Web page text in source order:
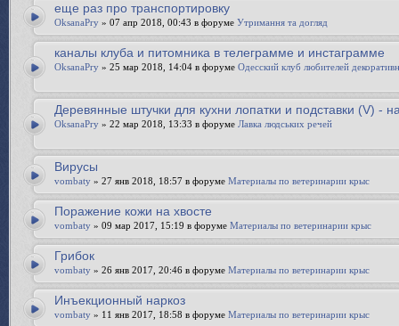
еще раз про транспортировку
OksanaPry » 07 апр 2018, 00:43 в форуме Утримання та догляд
каналы клуба и питомника в телеграмме и инстаграмме
OksanaPry » 25 мар 2018, 14:04 в форуме Одесский клуб любителей
Деревянные штучки для кухни лопатки и подставки (V) -
OksanaPry » 22 мар 2018, 13:33 в форуме Лавка людських речей
Вирусы
vombaty » 27 янв 2018, 18:57 в форуме Материалы по ветеринарии крыс
Поражение кожи на хвосте
vombaty » 09 мар 2017, 15:19 в форуме Материалы по ветеринарии крыс
Грибок
vombaty » 26 янв 2017, 20:46 в форуме Материалы по ветеринарии крыс
Инъекционный наркоз
vombaty » 11 янв 2017, 18:58 в форуме Материалы по ветеринарии крыс